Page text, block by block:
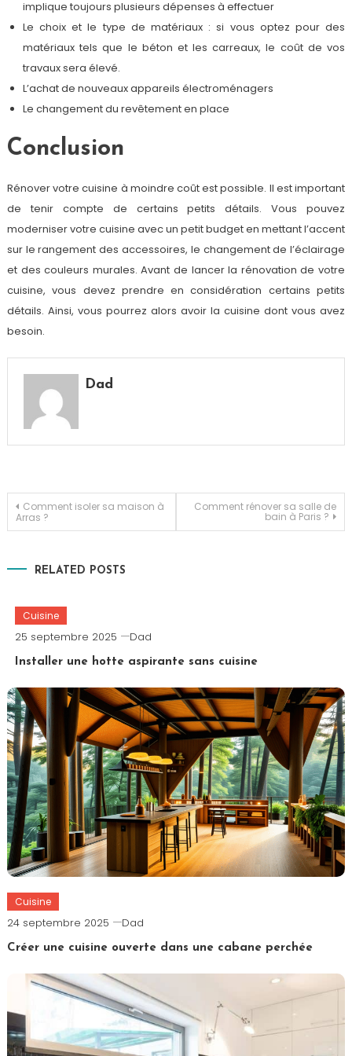
implique toujours plusieurs dépenses à effectuer
Le choix et le type de matériaux : si vous optez pour des
matériaux tels que le béton et les carreaux, le coût de vos
travaux sera élevé.
L’achat de nouveaux appareils électroménagers
Le changement du revêtement en place
Conclusion
Rénover votre cuisine à moindre coût est possible. Il est important
de tenir compte de certains petits détails. Vous pouvez
moderniser votre cuisine avec un petit budget en mettant l’accent
sur le rangement des accessoires, le changement de l’éclairage
et des couleurs murales. Avant de lancer la rénovation de votre
cuisine, vous devez prendre en considération certains petits
détails. Ainsi, vous pourrez alors avoir la cuisine dont vous avez
besoin.
Dad
Navigation
l’article
Comment isoler sa maison à
Arras ?
Comment rénover sa salle de
bain à Paris ?
RELATED POSTS
Cuisine
25 septembre 2025 Dad
Installer une hotte aspirante sans cuisine
Cuisine
24 septembre 2025 Dad
Créer une cuisine ouverte dans une cabane perchée